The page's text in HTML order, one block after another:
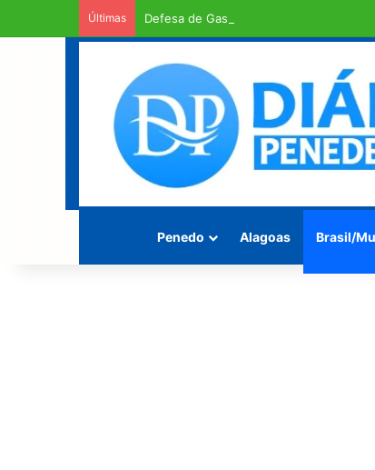
Últimas Defesa de Gaspar pede urgência em
Penedo Alagoas Brasil/